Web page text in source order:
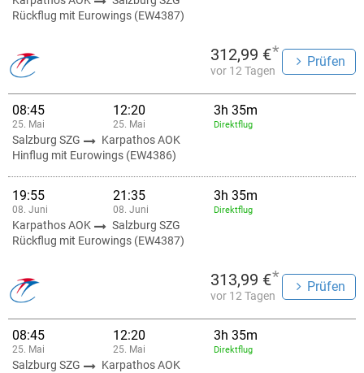
Rückflug mit Eurowings (EW4387)
312,99 €*
vor 12 Tagen
Prüfen
08:45
25. Mai
12:20
25. Mai
3h 35m
Direktflug
Salzburg SZG
Karpathos AOK
Hinflug mit Eurowings (EW4386)
19:55
08. Juni
21:35
08. Juni
3h 35m
Direktflug
Karpathos AOK
Salzburg SZG
Rückflug mit Eurowings (EW4387)
313,99 €*
vor 12 Tagen
Prüfen
08:45
25. Mai
12:20
25. Mai
3h 35m
Direktflug
Salzburg SZG
Karpathos AOK